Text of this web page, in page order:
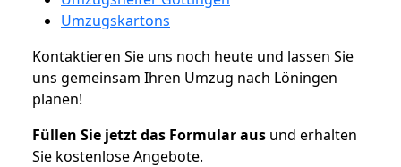
Umzugskartons
Kontaktieren Sie uns noch heute und lassen Sie
uns gemeinsam Ihren Umzug nach Löningen
planen!
Füllen Sie jetzt das Formular aus und erhalten
Sie kostenlose Angebote.